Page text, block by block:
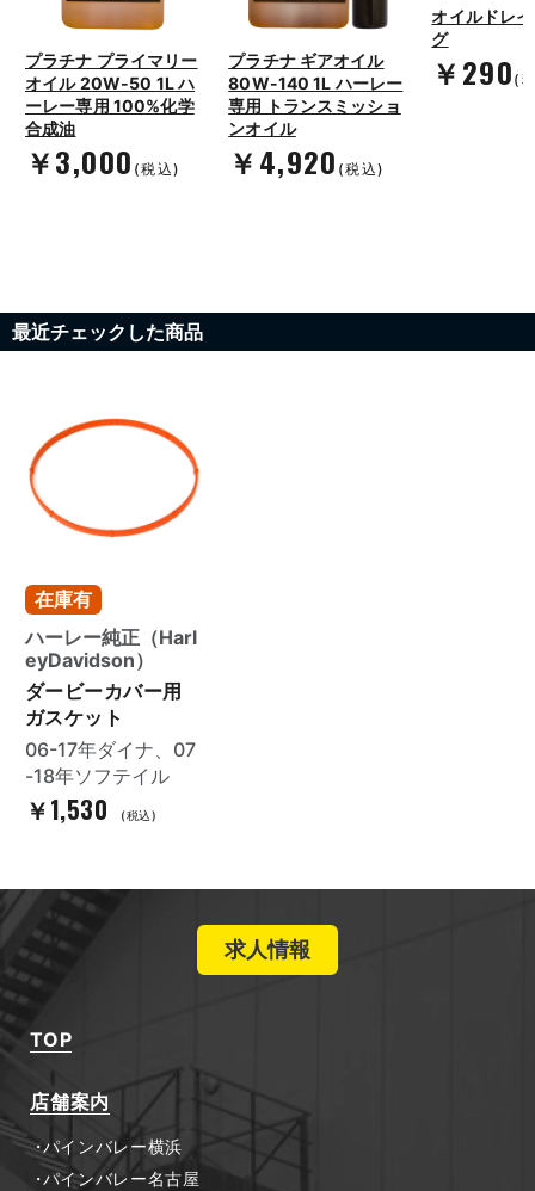
プラチナ プライマリー
オイル 20W-50 1L ハ
ーレー専用 100%化学
合成油
￥3,000 (税込)
プラチナ ギアオイル
80W-140 1L ハーレー
専用 トランスミッショ
ンオイル
￥4,920 (税込)
オイルドレ
グ
￥290 (
最近チェックした商品
在庫有
ハーレー純正（Harl
eyDavidson）
ダービーカバー用
ガスケット
06-17年ダイナ、07
-18年ソフテイル
￥1,530 (税込)
求人情報
TOP
店舗案内
パインバレー横浜
パインバレー名古屋